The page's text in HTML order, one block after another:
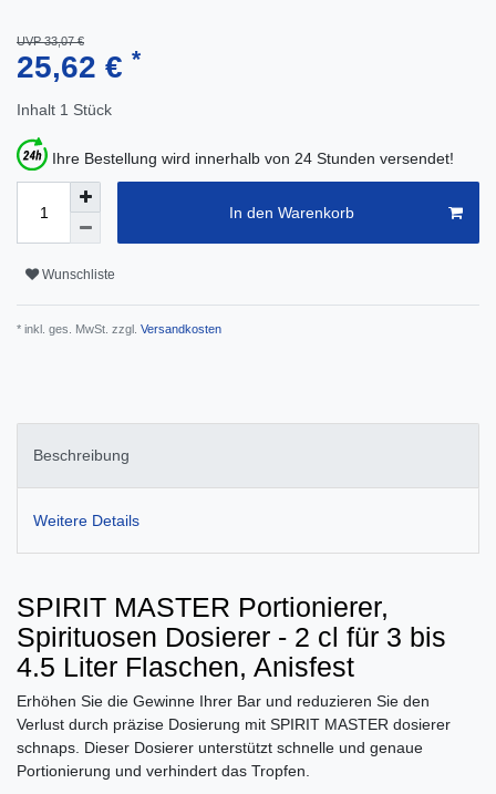
UVP 33,07 €
25,62 € *
Inhalt 1 Stück
Ihre Bestellung wird innerhalb von 24 Stunden versendet!
In den Warenkorb
Wunschliste
* inkl. ges. MwSt. zzgl. Versandkosten
Beschreibung
Weitere Details
SPIRIT MASTER Portionierer,
Spirituosen Dosierer - 2 cl für 3 bis
4.5 Liter Flaschen, Anisfest
Erhöhen Sie die Gewinne Ihrer Bar und reduzieren Sie den
Verlust durch präzise Dosierung mit SPIRIT MASTER dosierer
schnaps. Dieser Dosierer unterstützt schnelle und genaue
Portionierung und verhindert das Tropfen.